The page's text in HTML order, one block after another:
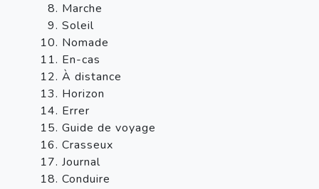
Marche
Soleil
Nomade
En-cas
À distance
Horizon
Errer
Guide de voyage
Crasseux
Journal
Conduire